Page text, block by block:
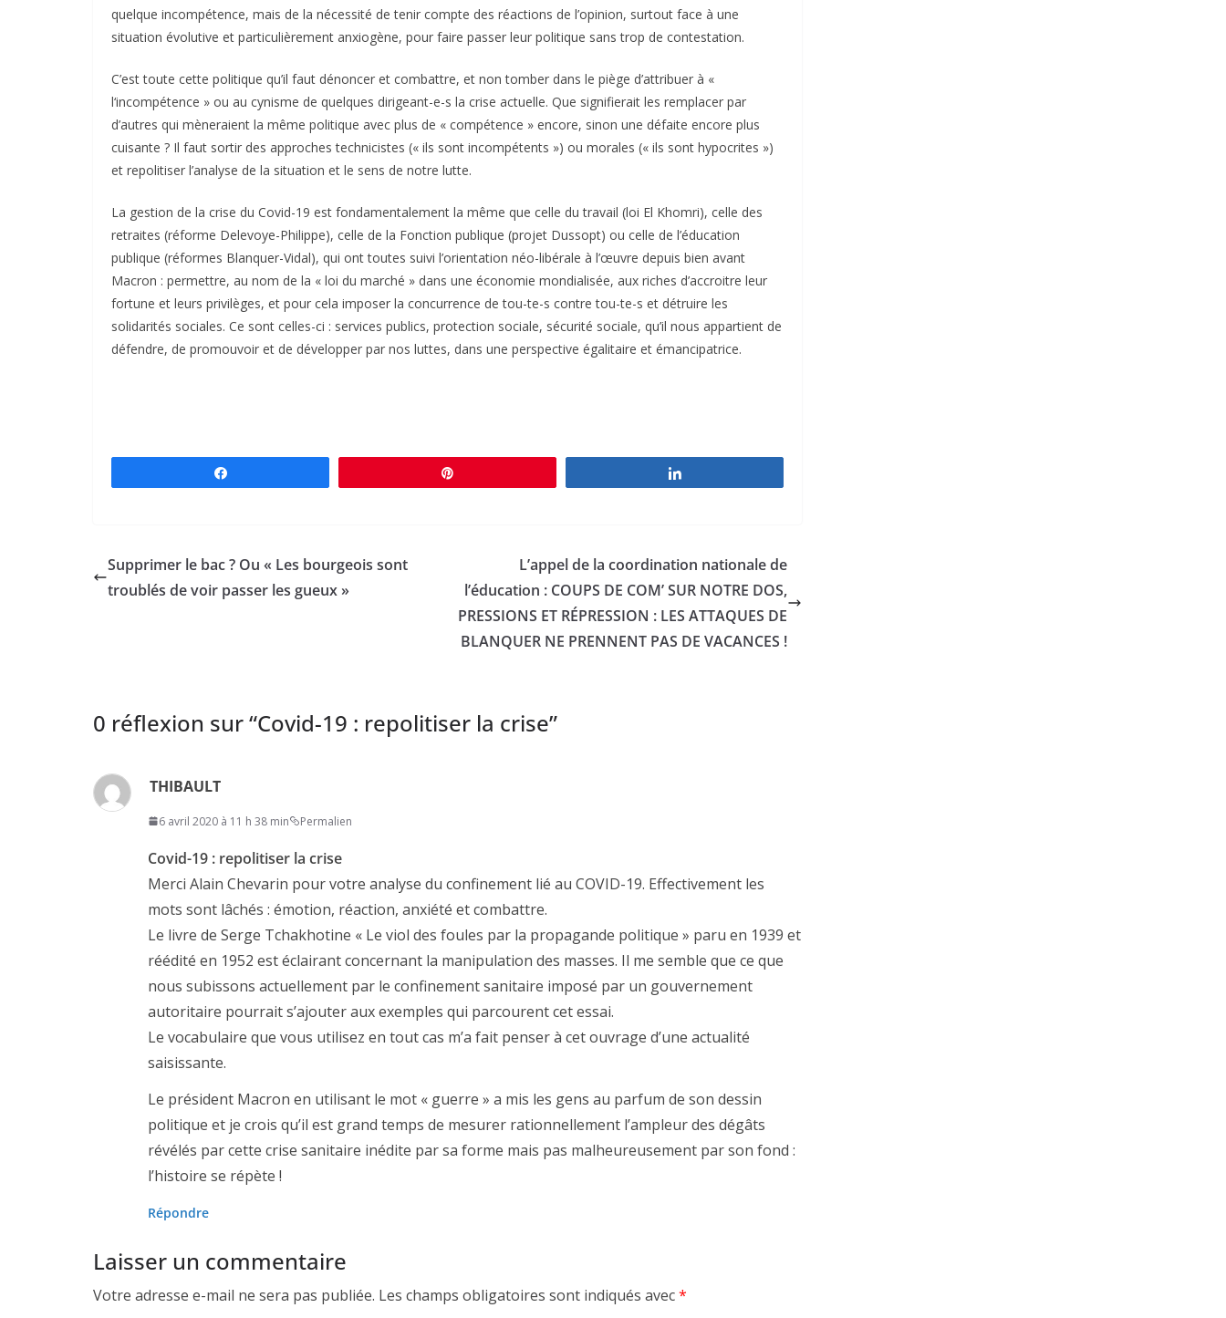
quelque incompétence, mais de la nécessité de tenir compte des réactions de l’opinion, surtout face à une
situation évolutive et particulièrement anxiogène, pour faire passer leur politique sans trop de contestation.
C’est toute cette politique qu’il faut dénoncer et combattre, et non tomber dans le piège d’attribuer à «
l‘incompétence » ou au cynisme de quelques dirigeant-e-s la crise actuelle. Que signifierait les remplacer par
d’autres qui mèneraient la même politique avec plus de « compétence » encore, sinon une défaite encore plus
cuisante ? Il faut sortir des approches technicistes (« ils sont incompétents ») ou morales (« ils sont hypocrites »)
et repolitiser l’analyse de la situation et le sens de notre lutte.
La gestion de la crise du Covid-19 est fondamentalement la même que celle du travail (loi El Khomri), celle des
retraites (réforme Delevoye-Philippe), celle de la Fonction publique (projet Dussopt) ou celle de l’éducation
publique (réformes Blanquer-Vidal), qui ont toutes suivi l’orientation néo-libérale à l’œuvre depuis bien avant
Macron : permettre, au nom de la « loi du marché » dans une économie mondialisée, aux riches d’accroitre leur
fortune et leurs privilèges, et pour cela imposer la concurrence de tou-te-s contre tou-te-s et détruire les
solidarités sociales. Ce sont celles-ci : services publics, protection sociale, sécurité sociale, qu’il nous appartient de
défendre, de promouvoir et de développer par nos luttes, dans une perspective égalitaire et émancipatrice.
Supprimer le bac ? Ou « Les bourgeois sont
troublés de voir passer les gueux »
L’appel de la coordination nationale de
l’éducation : COUPS DE COM’ SUR NOTRE DOS,
PRESSIONS ET RÉPRESSION : LES ATTAQUES DE
BLANQUER NE PRENNENT PAS DE VACANCES !
0 réflexion sur “Covid-19 : repolitiser la crise”
THIBAULT
6 avril 2020 à 11 h 38 min Permalien
Covid-19 : repolitiser la crise
Merci Alain Chevarin pour votre analyse du confinement lié au COVID-19. Effectivement les
mots sont lâchés : émotion, réaction, anxiété et combattre.
Le livre de Serge Tchakhotine « Le viol des foules par la propagande politique » paru en 1939 et
réédité en 1952 est éclairant concernant la manipulation des masses. Il me semble que ce que
nous subissons actuellement par le confinement sanitaire imposé par un gouvernement
autoritaire pourrait s’ajouter aux exemples qui parcourent cet essai.
Le vocabulaire que vous utilisez en tout cas m’a fait penser à cet ouvrage d’une actualité
saisissante.
Le président Macron en utilisant le mot « guerre » a mis les gens au parfum de son dessin
politique et je crois qu’il est grand temps de mesurer rationnellement l’ampleur des dégâts
révélés par cette crise sanitaire inédite par sa forme mais pas malheureusement par son fond :
l’histoire se répète !
Répondre
Laisser un commentaire
Votre adresse e-mail ne sera pas publiée. Les champs obligatoires sont indiqués avec*